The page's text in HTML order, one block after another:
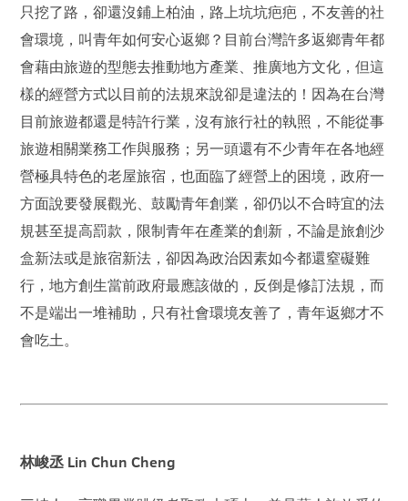
只挖了路，卻還沒鋪上柏油，路上坑坑疤疤，不友善的社
會環境，叫青年如何安心返鄉？目前台灣許多返鄉青年都
會藉由旅遊的型態去推動地方產業、推廣地方文化，但這
樣的經營方式以目前的法規來說卻是違法的！因為在台灣
目前旅遊都還是特許行業，沒有旅行社的執照，不能從事
旅遊相關業務工作與服務；另一頭還有不少青年在各地經
營極具特色的老屋旅宿，也面臨了經營上的困境，政府一
方面說要發展觀光、鼓勵青年創業，卻仍以不合時宜的法
規甚至提高罰款，限制青年在產業的創新，不論是旅創沙
盒新法或是旅宿新法，卻因為政治因素如今都還窒礙難
行，地方創生當前政府最應該做的，反倒是修訂法規，而
不是端出一堆補助，只有社會環境友善了，青年返鄉才不
會吃土。
林峻丞 Lin Chun Cheng